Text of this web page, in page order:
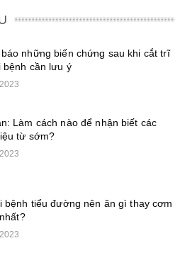
những biến chứng sau khi cắt trĩ
bệnh cần lưu ý
Làm cách nào để nhận biết các
từ sớm?
bệnh tiểu đường nên ăn gì thay cơm